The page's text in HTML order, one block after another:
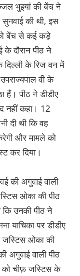
भुइयां की बेंच ने
की थी, इस
बेंच से कई कड़े
के दौरान पीठ ने
दिल्ली के रिज वन में
वी के
हैं। पीठ ने डीडीए
नहीं कहा। 12
दी थी कि वह
और मामले को
कर दिया।
की अगुवाई वाली
ओका की पीठ
कि उनकी पीठ ने
याचिका पर डीडीए
जस्टिस ओका की
अगुवाई वाली पीठ
को चीफ़ जस्टिस के